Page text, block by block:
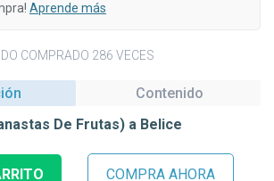
Aprende más
COMPRADO 286 VECES
Contenido
De Frutas) a Belice